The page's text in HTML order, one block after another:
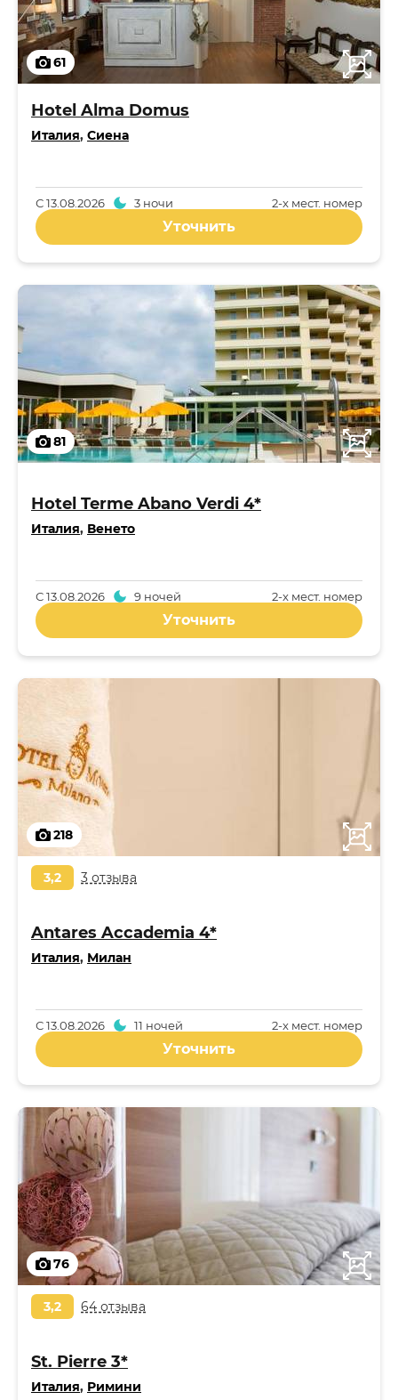
61
Hotel Alma Domus
Италия, Сиена
2-x мест. номер
С13.08.2026 3 ночи
Уточнить
81
Hotel Terme Abano Verdi 4*
Италия, Венето
2-x мест. номер
С13.08.2026 9 ночей
Уточнить
218
3,2 3 отзыва
Antares Accademia 4*
Италия, Милан
2-x мест. номер
С13.08.2026 11 ночей
Уточнить
76
3,2 64 отзыва
St. Pierre 3*
Италия, Римини